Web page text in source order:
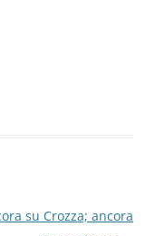
su Crozza; ancora